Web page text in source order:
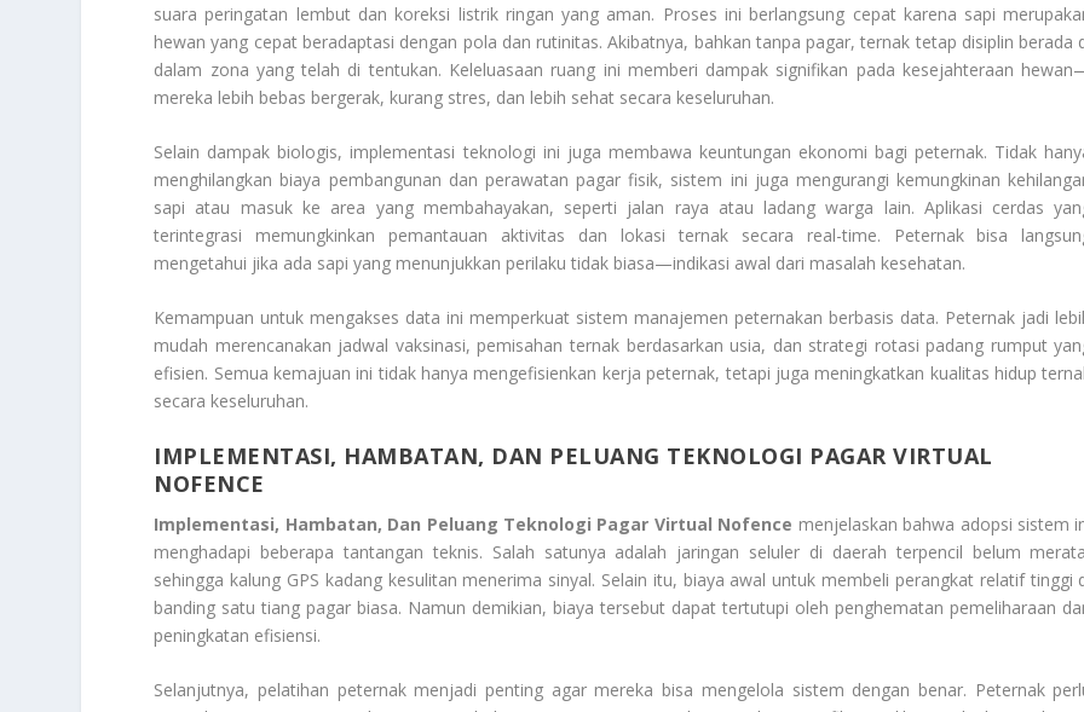
suara peringatan lembut dan koreksi listrik ringan yang aman. Proses ini berlangsung cepat karena sapi
hewan yang cepat beradaptasi dengan pola dan rutinitas. Akibatnya, bahkan tanpa pagar, ternak tetap disiplin berada
dalam zona yang telah di tentukan. Keleluasaan ruang ini memberi dampak signifikan pada kesejahteraan
mereka lebih bebas bergerak, kurang stres, dan lebih sehat secara keseluruhan.
Selain dampak biologis, implementasi teknologi ini juga membawa keuntungan ekonomi bagi peternak. Tidak
menghilangkan biaya pembangunan dan perawatan pagar fisik, sistem ini juga mengurangi kemungkinan
sapi atau masuk ke area yang membahayakan, seperti jalan raya atau ladang warga lain. Aplikasi cerdas
terintegrasi memungkinkan pemantauan aktivitas dan lokasi ternak secara real-time. Peternak bisa
mengetahui jika ada sapi yang menunjukkan perilaku tidak biasa—indikasi awal dari masalah kesehatan.
Kemampuan untuk mengakses data ini memperkuat sistem manajemen peternakan berbasis data. Peternak jadi
mudah merencanakan jadwal vaksinasi, pemisahan ternak berdasarkan usia, dan strategi rotasi padang rumput
efisien. Semua kemajuan ini tidak hanya mengefisienkan kerja peternak, tetapi juga meningkatkan kualitas hidup
secara keseluruhan.
IMPLEMENTASI, HAMBATAN, DAN PELUANG TEKNOLOGI PAGAR VIRTUAL
NOFENCE
Implementasi, Hambatan, Dan Peluang Teknologi Pagar Virtual Nofence menjelaskan bahwa adopsi sistem
menghadapi beberapa tantangan teknis. Salah satunya adalah jaringan seluler di daerah terpencil belum
sehingga kalung GPS kadang kesulitan menerima sinyal. Selain itu, biaya awal untuk membeli perangkat relatif tinggi
banding satu tiang pagar biasa. Namun demikian, biaya tersebut dapat tertutupi oleh penghematan pemeliharaan
peningkatan efisiensi.
Selanjutnya, pelatihan peternak menjadi penting agar mereka bisa mengelola sistem dengan benar. Peternak